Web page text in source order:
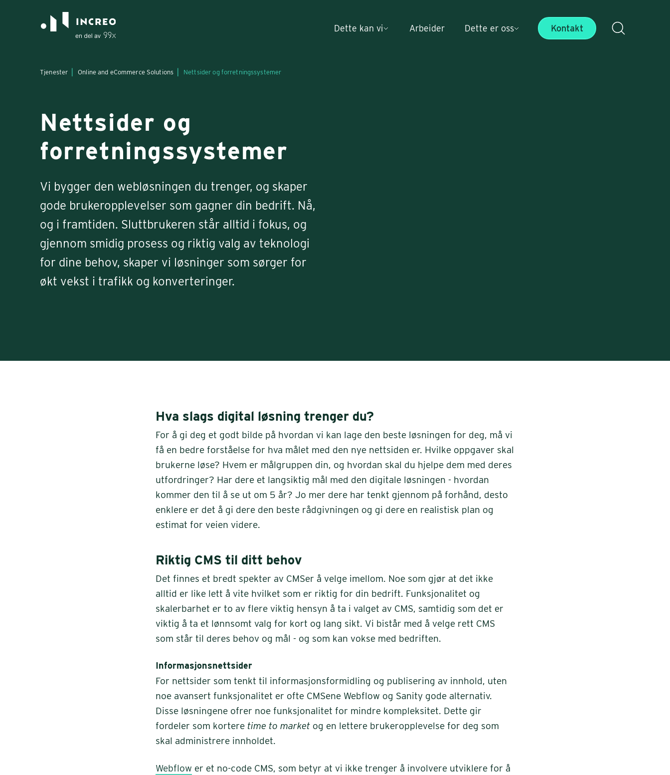
Dette kan vi Arbeider Dette er oss Kontakt
Tjenester Online and eCommerce Solutions Nettsider og forretnings­systemer
Nettsider og
forretnings­systemer
Vi bygger den webløsningen du trenger, og skaper
gode brukeropplevelser som gagner din bedrift. Nå,
og i framtiden. Sluttbrukeren står alltid i fokus, og
gjennom smidig prosess og riktig valg av teknologi
for dine behov, skaper vi løsninger som sørger for
økt vekst i trafikk og konverteringer.
Hva slags digital løsning trenger du?
For å gi deg et godt bilde på hvordan vi kan lage den beste løsningen for deg, må vi
få en bedre forståelse for hva målet med den nye nettsiden er. Hvilke oppgaver skal
brukerne løse? Hvem er målgruppen din, og hvordan skal du hjelpe dem med deres
utfordringer? Har dere et langsiktig mål med den digitale løsningen - hvordan
kommer den til å se ut om 5 år? Jo mer dere har tenkt gjennom på forhånd, desto
enklere er det å gi dere den beste rådgivningen og gi dere en realistisk plan og
estimat for veien videre.
Riktig CMS til ditt behov
Det finnes et bredt spekter av CMSer å velge imellom. Noe som gjør at det ikke
alltid er like lett å vite hvilket som er riktig for din bedrift. Funksjonalitet og
skalerbarhet er to av flere viktig hensyn å ta i valget av CMS, samtidig som det er
viktig å ta et lønnsomt valg for kort og lang sikt. Vi bistår med å velge rett CMS
som står til deres behov og mål - og som kan vokse med bedriften.
Informasjonsnettsider
For nettsider som tenkt til informasjonsformidling og publisering av innhold, uten
noe avansert funksjonalitet er ofte CMSene Webflow og Sanity gode alternativ.
Disse løsningene ofrer noe funksjonalitet for mindre kompleksitet. Dette gir
fordeler som kortere time to market og en lettere brukeropplevelse for deg som
skal administrere innholdet.
Webflow er et no-code CMS, som betyr at vi ikke trenger å involvere utviklere for å